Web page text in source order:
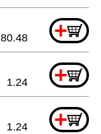
+
80.48
+
1.24
+
1.24